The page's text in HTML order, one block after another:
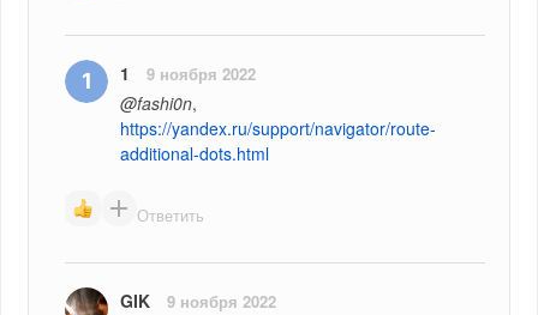
1 9 ноября 2022
@fashi0n
https://yandex.ru/support/navigator/route-
additional-dots.html
Ответить
GIK 9 ноября 2022